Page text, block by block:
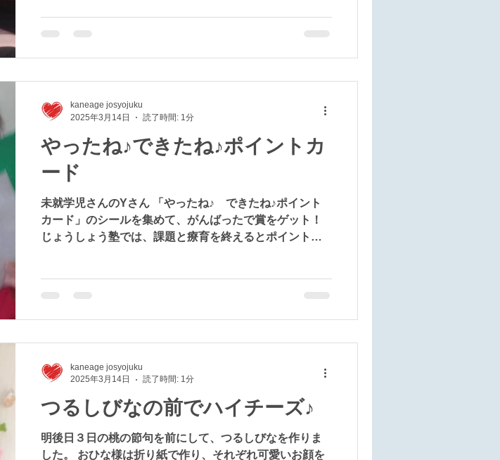
やったね♪できたね♪ポイントカ
ード
未就学児さんのYさん 「やったね♪ できたね♪ポイント
カード」のシールを集めて、がんばったで賞をゲット！
じょうしょう塾では、課題と療育を終えるとポイントカ
kaneage josyojuku
2025年3月14日
読了時間: 1分
つるしびなの前でハイチーズ♪
明後日３日の桃の節句を前にして、つるしびなを作りま
した。 おひな様は折り紙で作り、それぞれ可愛いお顔を
kaneage josyojuku
2025年3月14日
読了時間: 1分